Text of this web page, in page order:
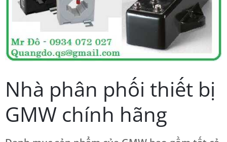
Nhà phân phối thiết bị
GMW chính hãng